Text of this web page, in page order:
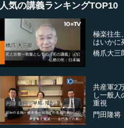
人気の講義ランキングTOP10
極楽往生
はいかに
橋爪大三
共産軍2
し一般人
重視
門田隆将